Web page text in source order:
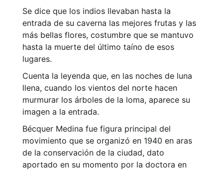
Se dice que los indios llevaban hasta la
entrada de su caverna las mejores frutas y las
más bellas flores, costumbre que se mantuvo
hasta la muerte del último taíno de esos
lugares.
Cuenta la leyenda que, en las noches de luna
llena, cuando los vientos del norte hacen
murmurar los árboles de la loma, aparece su
imagen a la entrada.
Bécquer Medina fue figura principal del
movimiento que se organizó en 1940 en aras
de la conservación de la ciudad, dato
aportado en su momento por la doctora en